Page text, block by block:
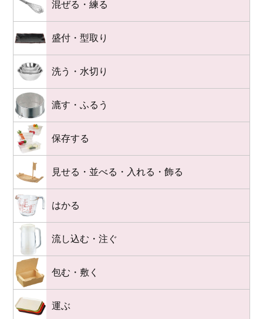
混ぜる・練る
盛付・型取り
洗う・水切り
漉す・ふるう
保存する
見せる・並べる・入れる・飾る
はかる
流し込む・注ぐ
包む・敷く
運ぶ